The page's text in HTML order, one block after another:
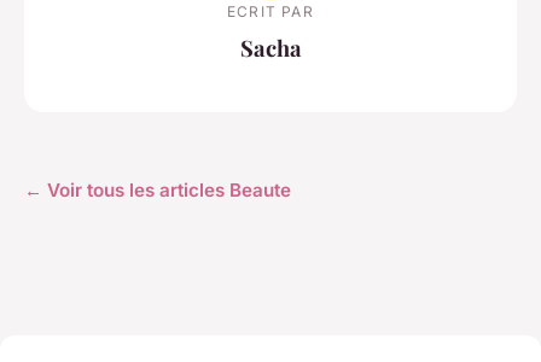
ECRIT PAR
Sacha
← Voir tous les articles Beaute